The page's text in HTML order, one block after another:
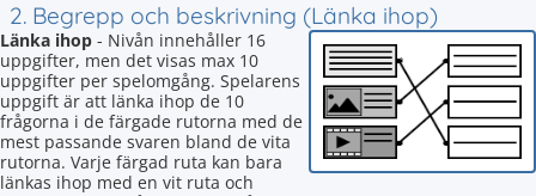
2. Begrepp och beskrivning (Länka ihop)
Länka ihop - Nivån innehåller 16
uppgifter, men det visas max 10
uppgifter per spelomgång. Spelarens
uppgift är att länka ihop de 10
frågorna i de färgade rutorna med de
mest passande svaren bland de vita
rutorna. Varje färgad ruta kan bara
länkas ihop med en vit ruta och